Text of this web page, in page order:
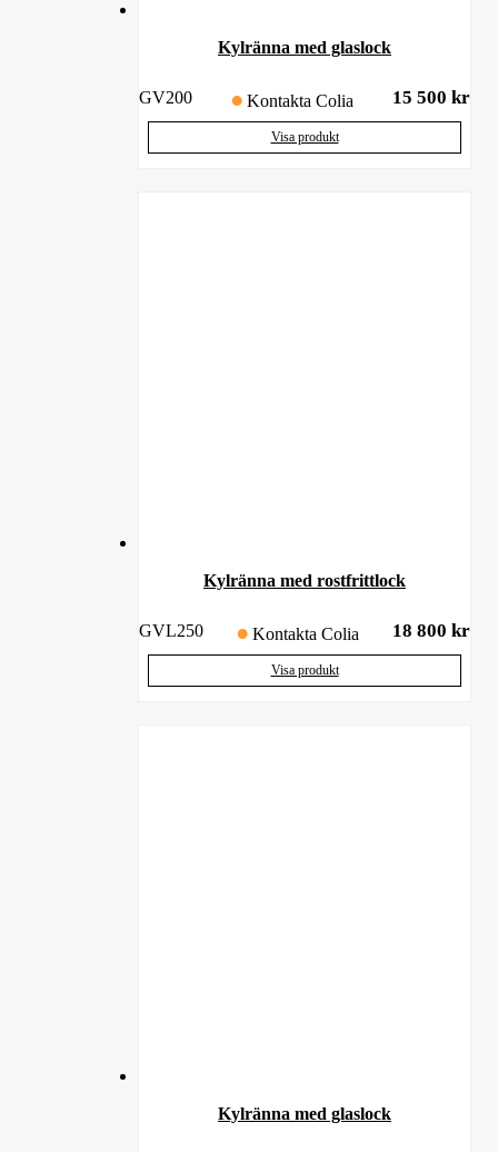
Kylränna med glaslock
GV200 Kontakta Colia 15 500 kr
Visa produkt
Kylränna med rostfrittlock
GVL250 Kontakta Colia 18 800 kr
Visa produkt
Kylränna med glaslock